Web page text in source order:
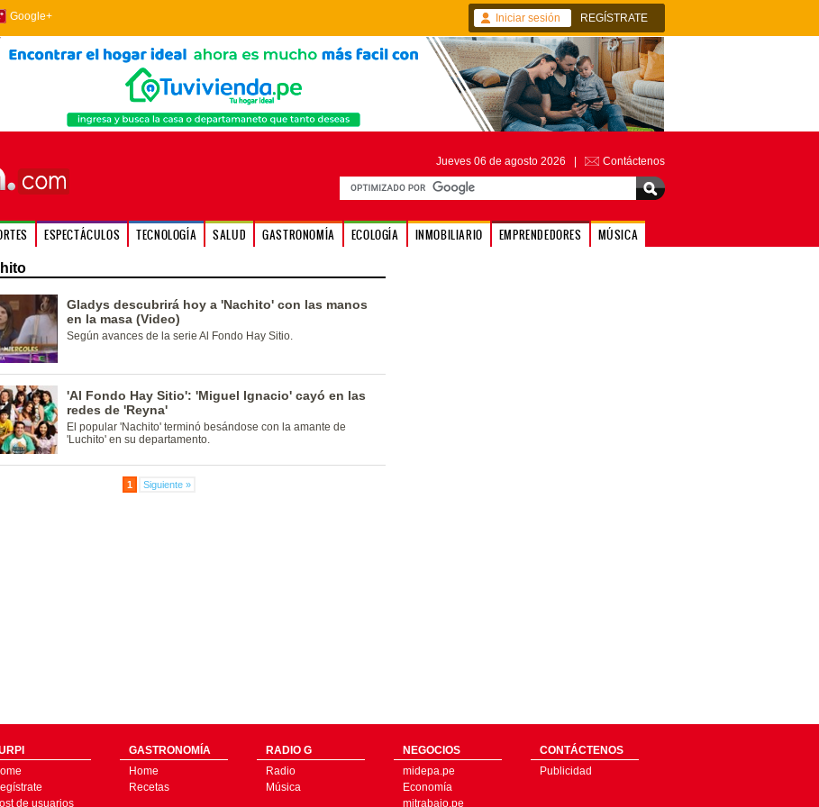
Google+ Iniciar sesión REGÍSTRATE
Jueves 06 de agosto 2026 | Contáctenos
ESPECTÁCULOS TECNOLOGÍA SALUD GASTRONOMÍA ECOLOGÍA INMOBILIARIO EMPRENDEDORES MÚSICA
Gladys descubrirá hoy a 'Nachito' con las manos
en la masa (Video)
Según avances de la serie Al Fondo Hay Sitio.
'Al Fondo Hay Sitio': 'Miguel Ignacio' cayó en las
redes de 'Reyna'
El popular 'Nachito' terminó besándose con la amante de
'Luchito' en su departamento.
1 Siguiente »
de usuarios
GASTRONOMÍA
Home
Recetas
RADIO G
Radio
Música
NEGOCIOS
midepa.pe
Economía
mitrabajo.pe
CONTÁCTENOS
Publicidad